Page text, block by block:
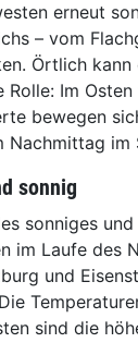
erneut
– vom
Örtlich
Im
bewegen
Nachmittag im
sonnig
sonniges
im Laufe des
und
sind die